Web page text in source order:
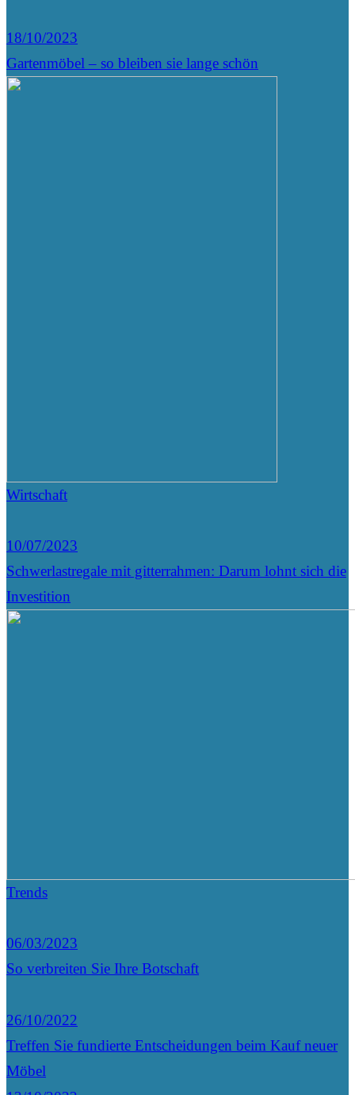
18/10/2023
Gartenmöbel – so bleiben sie lange schön
Wirtschaft
10/07/2023
Schwerlastregale mit gitterrahmen: Darum lohnt sich die
Investition
Trends
06/03/2023
So verbreiten Sie Ihre Botschaft
26/10/2022
Treffen Sie fundierte Entscheidungen beim Kauf neuer
Möbel